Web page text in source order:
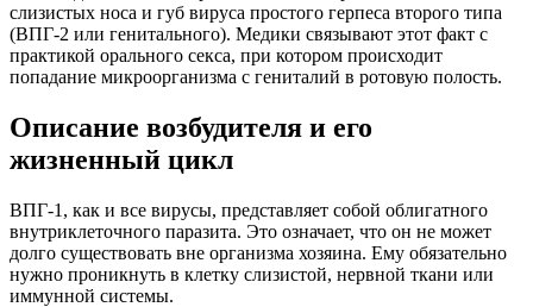
слизистых носа и губ вируса простого герпеса второго типа
(ВПГ-2 или генитального). Медики связывают этот факт с
практикой орального секса, при котором происходит
попадание микроорганизма с гениталий в ротовую полость.
Описание возбудителя и его
жизненный цикл
ВПГ-1, как и все вирусы, представляет собой облигатного
внутриклеточного паразита. Это означает, что он не может
долго существовать вне организма хозяина. Ему обязательно
нужно проникнуть в клетку слизистой, нервной ткани или
иммунной системы.